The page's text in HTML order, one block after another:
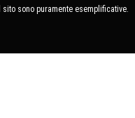
sono puramente esemplificative.